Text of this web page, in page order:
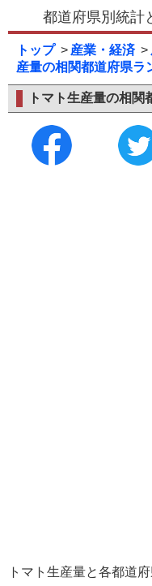
都道府県別統計
トップ 産業・経済
産量の相関都道府県ラ
トマト生産量の相
トマト生産量と各都道